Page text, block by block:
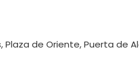
de Oriente, Puerta de